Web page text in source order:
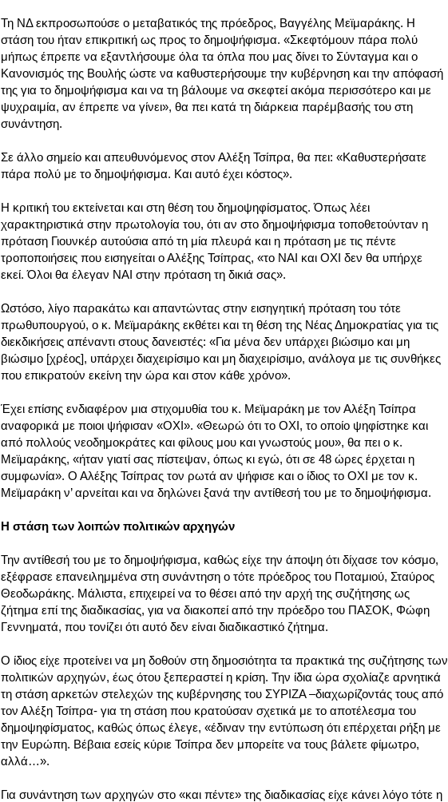
Τη ΝΔ εκπροσωπούσε ο μεταβατικός της πρόεδρος, Βαγγέλης Μεϊμαράκης. Η
στάση του ήταν επικριτική ως προς το δημοψήφισμα. «Σκεφτόμουν πάρα πολύ
μήπως έπρεπε να εξαντλήσουμε όλα τα όπλα που μας δίνει το Σύνταγμα και ο
Κανονισμός της Βουλής ώστε να καθυστερήσουμε την κυβέρνηση και την απόφασή
της για το δημοψήφισμα και να τη βάλουμε να σκεφτεί ακόμα περισσότερο και με
ψυχραιμία, αν έπρεπε να γίνει», θα πει κατά τη διάρκεια παρέμβασής του στη
συνάντηση.
Σε άλλο σημείο και απευθυνόμενος στον Αλέξη Τσίπρα, θα πει: «Καθυστερήσατε
πάρα πολύ με το δημοψήφισμα. Και αυτό έχει κόστος».
Η κριτική του εκτείνεται και στη θέση του δημοψηφίσματος. Όπως λέει
χαρακτηριστικά στην πρωτολογία του, ότι αν στο δημοψήφισμα τοποθετούνταν η
πρόταση Γιουνκέρ αυτούσια από τη μία πλευρά και η πρόταση με τις πέντε
τροποποιήσεις που εισηγείται ο Αλέξης Τσίπρας, «το ΝΑΙ και ΟΧΙ δεν θα υπήρχε
εκεί. Όλοι θα έλεγαν ΝΑΙ στην πρόταση τη δικιά σας».
Ωστόσο, λίγο παρακάτω και απαντώντας στην εισηγητική πρόταση του τότε
πρωθυπουργού, ο κ. Μεϊμαράκης εκθέτει και τη θέση της Νέας Δημοκρατίας για τις
διεκδικήσεις απέναντι στους δανειστές: «Για μένα δεν υπάρχει βιώσιμο και μη
βιώσιμο [χρέος], υπάρχει διαχειρίσιμο και μη διαχειρίσιμο, ανάλογα με τις συνθήκες
που επικρατούν εκείνη την ώρα και στον κάθε χρόνο».
Έχει επίσης ενδιαφέρον μια στιχομυθία του κ. Μεϊμαράκη με τον Αλέξη Τσίπρα
αναφορικά με ποιοι ψήφισαν «ΟΧΙ». «Θεωρώ ότι το ΟΧΙ, το οποίο ψηφίστηκε και
από πολλούς νεοδημοκράτες και φίλους μου και γνωστούς μου», θα πει ο κ.
Μεϊμαράκης, «ήταν γιατί σας πίστεψαν, όπως κι εγώ, ότι σε 48 ώρες έρχεται η
συμφωνία». Ο Αλέξης Τσίπρας τον ρωτά αν ψήφισε και ο ίδιος το ΟΧΙ με τον κ.
Μεϊμαράκη ν’ αρνείται και να δηλώνει ξανά την αντίθεσή του με το δημοψήφισμα.
Η στάση των λοιπών πολιτικών αρχηγών
Την αντίθεσή του με το δημοψήφισμα, καθώς είχε την άποψη ότι δίχασε τον κόσμο,
εξέφρασε επανειλημμένα στη συνάντηση ο τότε πρόεδρος του Ποταμιού, Σταύρος
Θεοδωράκης. Μάλιστα, επιχειρεί να το θέσει από την αρχή της συζήτησης ως
ζήτημα επί της διαδικασίας, για να διακοπεί από την πρόεδρο του ΠΑΣΟΚ, Φώφη
Γεννηματά, που τονίζει ότι αυτό δεν είναι διαδικαστικό ζήτημα.
Ο ίδιος είχε προτείνει να μη δοθούν στη δημοσιότητα τα πρακτικά της συζήτησης των
πολιτικών αρχηγών, έως ότου ξεπεραστεί η κρίση. Την ίδια ώρα σχολίαζε αρνητικά
τη στάση αρκετών στελεχών της κυβέρνησης του ΣΥΡΙΖΑ –διαχωρίζοντάς τους από
τον Αλέξη Τσίπρα- για τη στάση που κρατούσαν σχετικά με το αποτέλεσμα του
δημοψηφίσματος, καθώς όπως έλεγε, «έδιναν την εντύπωση ότι επέρχεται ρήξη με
την Ευρώπη. Βέβαια εσείς κύριε Τσίπρα δεν μπορείτε να τους βάλετε φίμωτρο,
αλλά…».
Για συνάντηση των αρχηγών στο «και πέντε» της διαδικασίας είχε κάνει λόγο τότε η